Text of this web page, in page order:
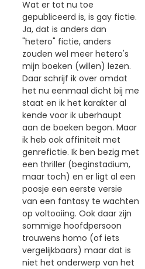
Wat er tot nu toe
gepubliceerd is, is gay fictie.
Ja, dat is anders dan
"hetero" fictie, anders
zouden wel meer hetero's
mijn boeken (willen) lezen.
Daar schrijf ik over omdat
het nu eenmaal dicht bij me
staat en ik het karakter al
kende voor ik uberhaupt
aan de boeken begon. Maar
ik heb ook affiniteit met
genrefictie. Ik ben bezig met
een thriller (beginstadium,
maar toch) en er ligt al een
poosje een eerste versie
van een fantasy te wachten
op voltooiing. Ook daar zijn
sommige hoofdpersoon
trouwens homo (of iets
vergelijkbaars) maar dat is
niet het onderwerp van het